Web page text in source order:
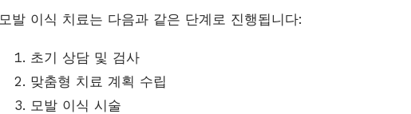
모발 이식 치료는 다음과 같은 단계로 진행됩니다:
초기 상담 및 검사
맞춤형 치료 계획 수립
모발 이식 시술